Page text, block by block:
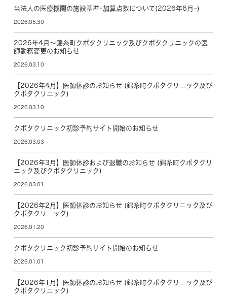
当法人の医療機関の施設基準･加算点数について(2026年6月~)
2026.05.30
2026年4月～錦糸町クボタクリニック及びクボタクリニックの医
師勤務変更のお知らせ
2026.03.10
【2026年4月】医師休診のお知らせ (錦糸町クボタクリニック及び
クボタクリニック)
2026.03.10
クボタクリニック初診予約サイト開始のお知らせ
2026.03.03
【2026年3月】医師休診および退職のお知らせ (錦糸町クボタクリ
ニック及びクボタクリニック)
2026.03.01
【2026年2月】医師休診のお知らせ (錦糸町クボタクリニック及び
クボタクリニック)
2026.01.20
クボタクリニック初診予約サイト開始のお知らせ
2026.01.01
【2026年1月】医師休診のお知らせ (錦糸町クボタクリニック及び
クボタクリニック)